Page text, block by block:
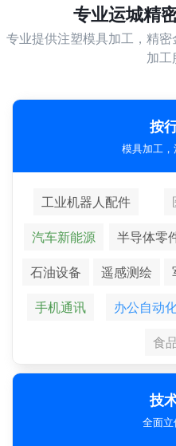
专业运城精
专业提供注塑模具加工，精
加工
按
模具加工
工业机器人配件
汽车新能源
半导体零
石油设备
遥感测绘
手机通讯
办公自动
食
技
全面